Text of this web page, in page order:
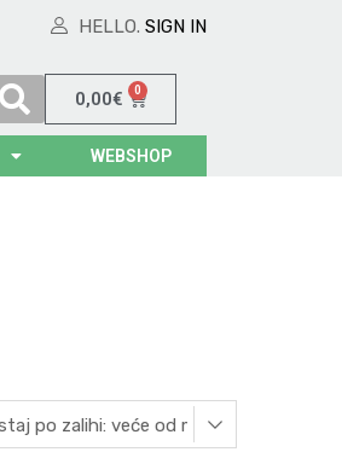
HELLO. SIGN IN
0,00€ 0
WEBSHOP